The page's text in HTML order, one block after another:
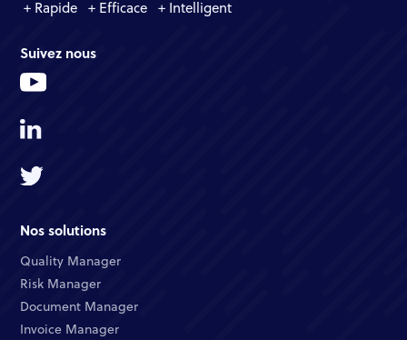
+ Rapide + Efficace + Intelligent
Suivez nous
Nos solutions
Quality Manager​
Risk Manager​
Document Manager​
Invoice Manager​